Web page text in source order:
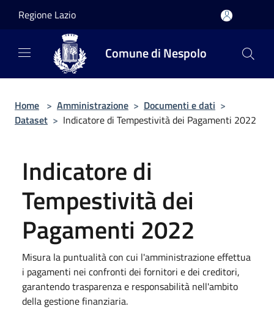
Regione Lazio
Comune di Nespolo
Home > Amministrazione > Documenti e dati >
Dataset > Indicatore di Tempestività dei Pagamenti 2022
Indicatore di
Tempestività dei
Pagamenti 2022
Misura la puntualità con cui l'amministrazione effettua
i pagamenti nei confronti dei fornitori e dei creditori,
garantendo trasparenza e responsabilità nell'ambito
della gestione finanziaria.